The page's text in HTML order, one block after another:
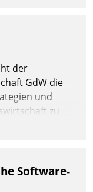
daher
GmbH den
der
GdW die
und
zu
Software-